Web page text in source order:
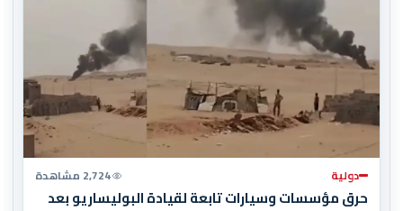
دولية 2,724 مشاهدة
حرق مؤسسات وسيارات تابعة لقيادة البوليساريو بعد